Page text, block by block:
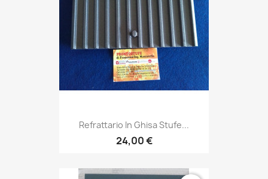
Refrattario In Ghisa Stufe...
24,00 €